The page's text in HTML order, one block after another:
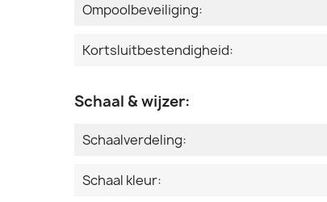
Ompoolbeveiliging:
Kortsluitbestendigheid:
Schaal & wijzer:
Schaalverdeling:
Schaal kleur: